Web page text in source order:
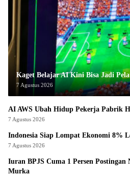
Kaget Belajar AI Kini Bisa Jadi
7 Agustus 2026
AI AWS Ubah Hidup Pekerja Pabrik
7 Agustus 2026
Indonesia Siap Lompat Ekonomi 8%
7 Agustus 2026
Iuran BPJS Cuma 1 Persen
Murka